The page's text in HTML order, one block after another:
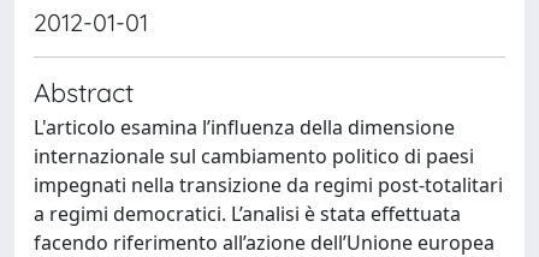
2012-01-01
Abstract
L'articolo esamina l’influenza della dimensione
internazionale sul cambiamento politico di paesi
impegnati nella transizione da regimi post-totalitari
a regimi democratici. L’analisi è stata effettuata
facendo riferimento all’azione dell’Unione europea